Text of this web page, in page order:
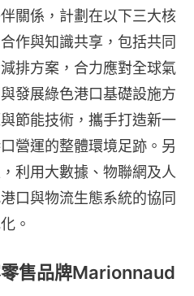
關係，計劃在以下三大核
作與知識共享，包括共同
排方案，合力應對全球氣
發展綠色港口基礎設施方
節能技術，攜手打造新一
營運的整體環境足跡。另
利用大數據、物聯網及人
口與物流生態系統的協同
。
售品牌Marionnaud